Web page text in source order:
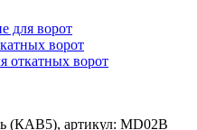
для ворот
ворот
откатных ворот